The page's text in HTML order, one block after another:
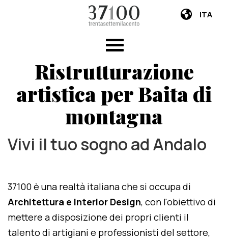
ITA
Ristrutturazione
artistica per Baita di
montagna
Vivi il tuo sogno ad Andalo
37100 è una realtà italiana che si occupa di
Architettura e Interior Design, con l'obiettivo di
mettere a disposizione dei propri clienti il
talento di artigiani e professionisti del settore,